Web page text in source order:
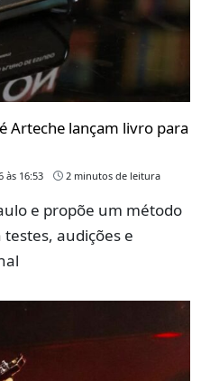
Arteche lançam livro para
às 16:53 2 minutos de leitura
e propõe um método
audições e